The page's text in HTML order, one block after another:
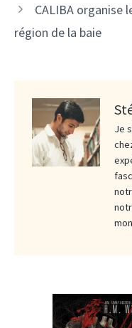
CALIBA organise
région de la baie
Je